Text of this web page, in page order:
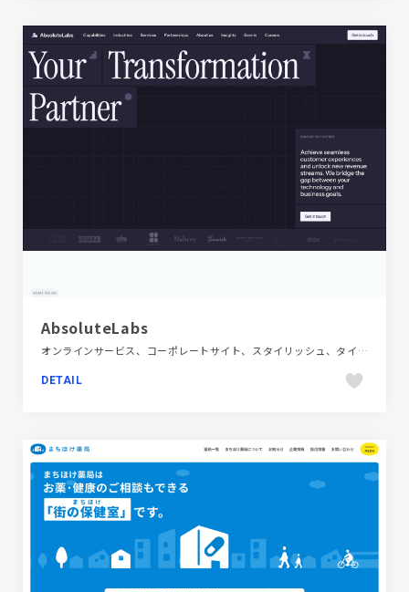
AbsoluteLabs
オンラインサービス、コーポレートサイト、スタイリッシュ、タイポグラフィー、テクノロジー・サイエンス、パープル系、ブルー系、ホワイト系、海外サイト
DETAIL